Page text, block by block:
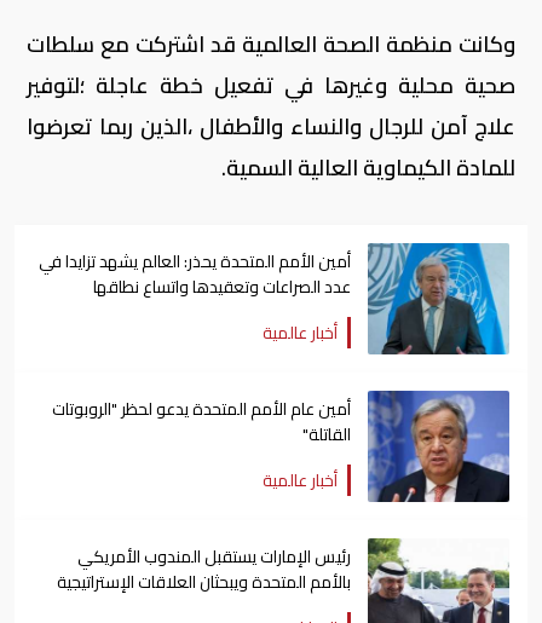
وكانت منظمة الصحة العالمية قد اشتركت مع سلطات
صحية محلية وغيرها في تفعيل خطة عاجلة ؛لتوفير
علاج آمن للرجال والنساء والأطفال ،الذين ربما تعرضوا
للمادة الكيماوية العالية السمية.
أمين الأمم المتحدة يحذر: العالم يشهد تزايدا في
عدد الصراعات وتعقيدها واتساع نطاقها
أخبار عالمية
أمين عام الأمم المتحدة يدعو لحظر "الروبوتات
القاتلة"
أخبار عالمية
رئيس الإمارات يستقبل المندوب الأمريكي
بالأمم المتحدة ويبحثان العلاقات الإستراتيجية